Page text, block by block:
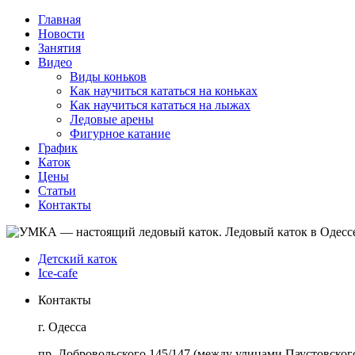
Главная
Новости
Занятия
Видео
Виды коньков
Как научиться кататься на коньках
Как научиться кататься на лыжах
Ледовые арены
Фигурное катание
График
Каток
Цены
Статьи
Контакты
Детский каток
Ice-cafe
Контакты
г. Одесса